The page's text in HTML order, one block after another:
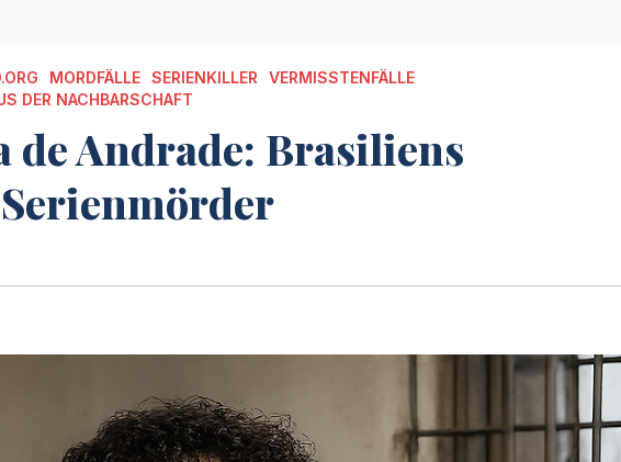
MORDFÄLLE SERIENKILLER
VERMISSTENFÄLLE
DER NACHBARSCHAFT
de Andrade: Brasiliens